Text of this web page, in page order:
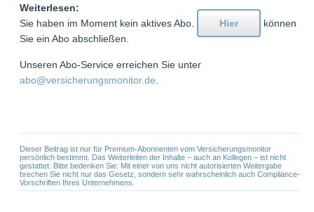
Weiterlesen:
Sie haben im Moment kein aktives Abo.
Hier
können
Sie ein Abo abschließen.
Unseren Abo-Service erreichen Sie unter
abo@versicherungsmonitor.de
Dieser Beitrag ist nur für Premium-Abonnenten vom Versicherungsmonitor
persönlich bestimmt. Das Weiterleiten der Inhalte – auch an Kollegen – ist nicht
gestattet. Bitte bedenken Sie: Mit einer von uns nicht autorisierten Weitergabe
brechen Sie nicht nur das Gesetz, sondern sehr wahrscheinlich auch Compliance-
Vorschriften Ihres Unternehmens.